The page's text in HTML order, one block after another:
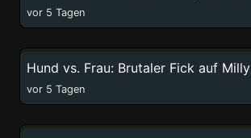
vor 5 Tagen
Hund vs. Frau: Brutaler Fick auf Milly
vor 5 Tagen